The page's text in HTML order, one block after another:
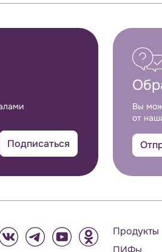
Подписаться
Вы
от
Продукты